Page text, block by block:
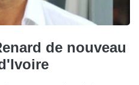
de nouveau